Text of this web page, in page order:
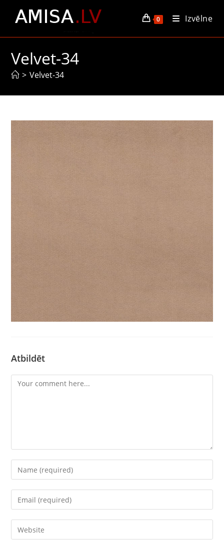
0 Izvēlne
Velvet-34
> Velvet-34
Atbildēt
Comment
Enter
your
name
comment
Enter
your
email
address
Enter
your